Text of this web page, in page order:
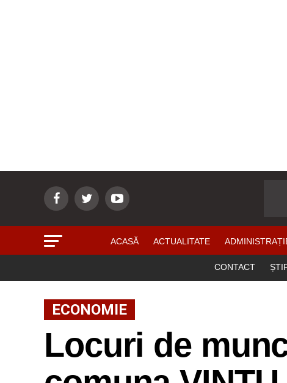
ACASĂ ACTUALITATE
CONTACT
ECONOMIE
Locuri de